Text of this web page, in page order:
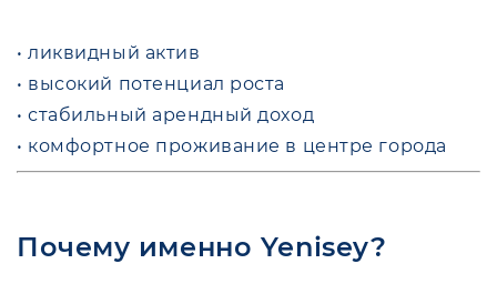
• ликвидный актив
• высокий потенциал роста
• стабильный арендный доход
• комфортное проживание в центре города
Почему именно Yenisey?